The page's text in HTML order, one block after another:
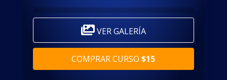
VER GALERÍA
COMPRAR CURSO$15